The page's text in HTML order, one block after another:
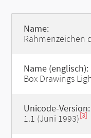
Name:
Rahmenzeichen
Name (englisch):
Box Drawings
Unicode-Version:
1.1 (Juni 1993)[3]